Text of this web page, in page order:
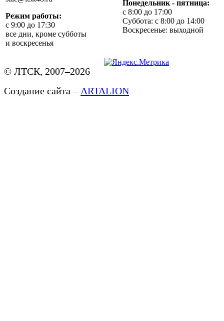
Режим работы:
с 9:00 до 17:30
все дни, кроме субботы
и воскресенья
Понедельник - пятница:
с 8:00 до 17:00
Суббота: с 8:00 до 14:00
Воскресенье: выходной
© ЛТСК, 2007–2026
Создание сайта – ARTALION